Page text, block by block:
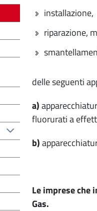
installazione,
riparazione,
delle seguenti
a)
fluorurati a
b)
Le imprese
Gas.